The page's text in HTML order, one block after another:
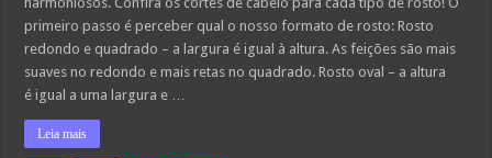
primeiro passo é perceber qual o nosso formato de rosto: Rosto
redondo e quadrado – a largura é igual à altura. As feições são mais
suaves no redondo e mais retas no quadrado. Rosto oval – a altura
é igual a uma largura e …
Leia mais